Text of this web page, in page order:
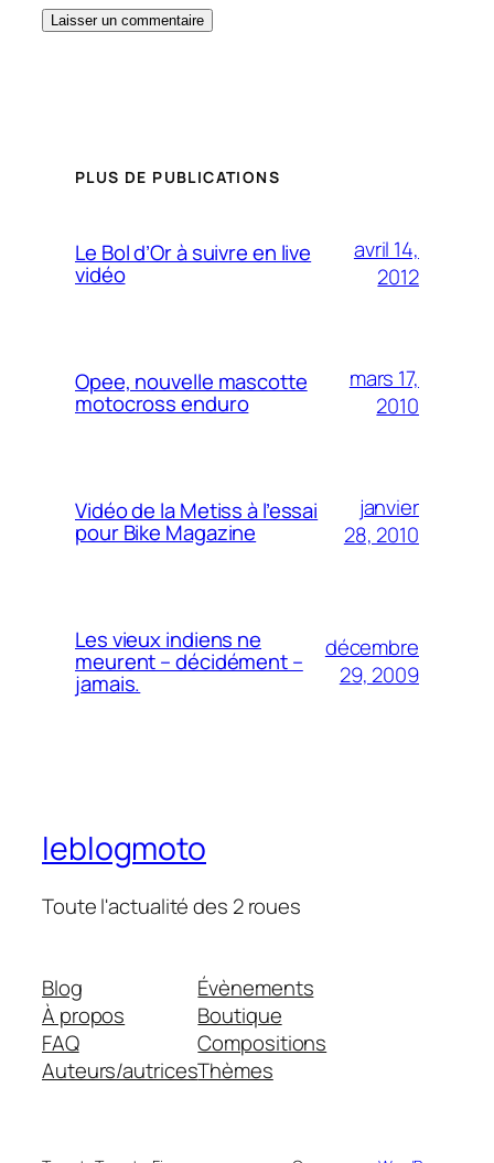
PLUS DE PUBLICATIONS
Le Bol d’Or à suivre en live
vidéo
avril 14,
2012
Opee, nouvelle mascotte
motocross enduro
mars 17,
2010
Vidéo de la Metiss à l’essai
pour Bike Magazine
janvier
28, 2010
Les vieux indiens ne
meurent – décidément –
jamais.
décembre
29, 2009
leblogmoto
Toute l'actualité des 2 roues
Blog
À propos
FAQ
Auteurs/autrices
Évènements
Boutique
Compositions
Thèmes